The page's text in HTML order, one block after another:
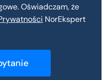
Oświadczam, że
NorEkspert